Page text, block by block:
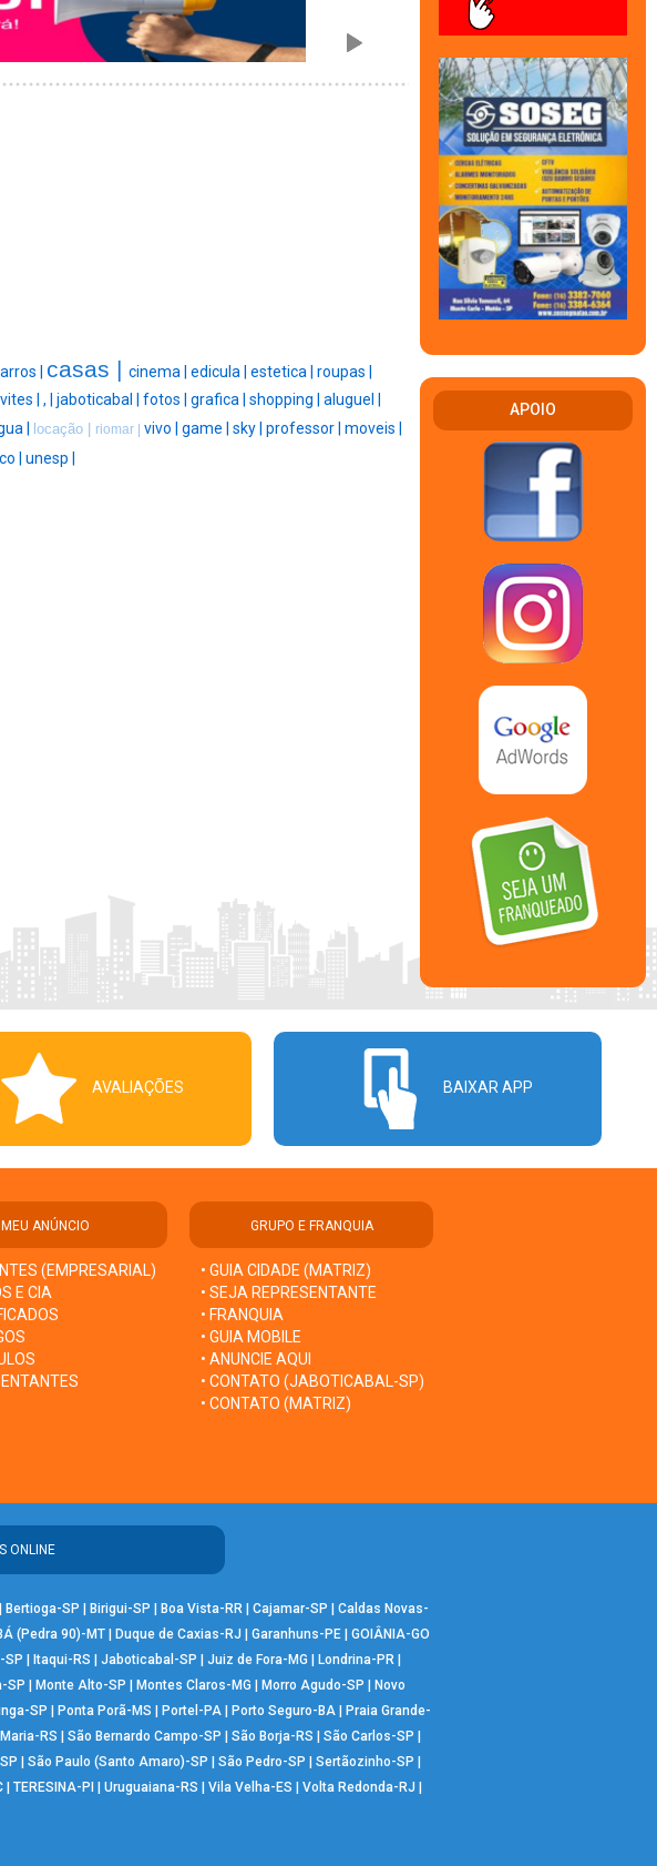
| casas | cinema | edicula | estetica | roupas |
| , | jaboticabal | fotos | grafica | shopping | aluguel |
| locação | riomar | vivo | game | sky | professor | moveis |
| unesp |
APOIO
AVALIAÇÕES BAIXAR APP
MEU ANÚNCIO
(EMPRESARIAL)
E CIA
GRUPO E FRANQUIA
• GUIA CIDADE (MATRIZ)
• SEJA REPRESENTANTE
• FRANQUIA
• GUIA MOBILE
• ANUNCIE AQUI
• CONTATO (JABOTICABAL-SP)
• CONTATO (MATRIZ)
ONLINE
Bertioga-SP Birigui-SP Boa Vista-RR Cajamar-SP
Caldas Novas-
(Pedra 90)-MT Duque de Caxias-RJ Garanhuns-PE
GOIÂNIA-GO
SP Itaqui-RS Jaboticabal-SP Juiz de Fora-MG Londrina-PR
SP Monte Alto-SP Montes Claros-MG Morro Agudo-SP
Novo
SP Ponta Porã-MS Portel-PA| Porto Seguro-BA|
Praia Grande-
RS São Bernardo Campo-SP São Borja-RS São Carlos-SP
São Paulo (Santo Amaro)-SP São Pedro-SP Sertãozinho-SP
| TERESINA-PI Uruguaiana-RS Vila Velha-ES Volta Redonda-RJ